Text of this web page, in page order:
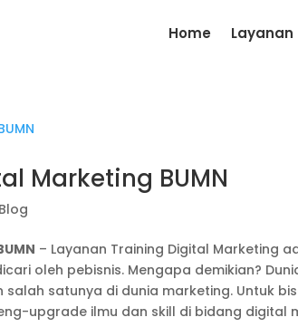
Home Layanan
Marketing BUMN
Blog
– Layanan Training Digital Marketing
oleh pebisnis. Mengapa demikian?
satunya di dunia marketing. Untuk
upgrade ilmu dan skill di bidang digital